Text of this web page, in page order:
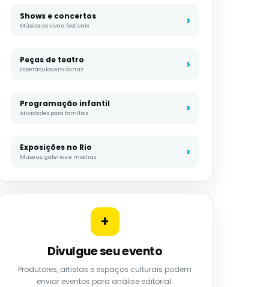
Shows e concertos
Música ao vivo e festivais
Peças de teatro
Espetáculos em cartaz
Programação infantil
Atividades para famílias
Exposições no Rio
Museus, galerias e mostras
+
Divulgue seu evento
Produtores, artistas e espaços culturais podem
enviar eventos para análise editorial.